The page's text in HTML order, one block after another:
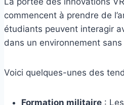
commencent à prendre de
étudiants peuvent interagir
dans un environnement sans
Voici quelques-unes des
Formation militaire :